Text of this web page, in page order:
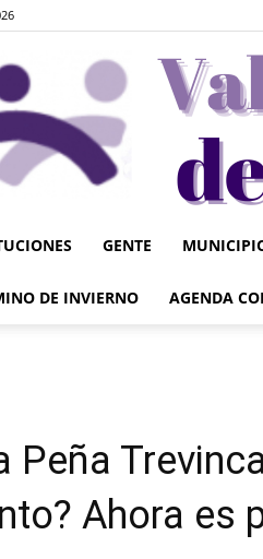
GENTE
DE INVIERNO AGENDA
Peña
Ahora es